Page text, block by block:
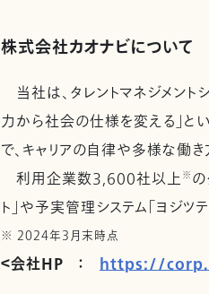
株式会社カオナビについて
当社は、タレントマネジメント
力から社会の仕様を変える」と
で、キャリアの自律や多様な働
利用企業数3,600社以上 ※
ト」や予実管理システム「ヨジ
※ 2024年3月末時点
＜会社HP ： https://